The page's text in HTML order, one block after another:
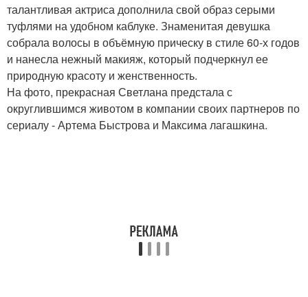
талантливая актриса дополнила свой образ серыми
туфлями на удобном каблуке. Знаменитая девушка
собрала волосы в объёмную прическу в стиле 60-х годов
и нанесла нежный макияж, который подчеркнул ее
природную красоту и женственность.
На фото, прекрасная Светлана предстала с
округлившимся животом в компании своих партнеров по
сериалу - Артема Быстрова и Максима лагашкина.